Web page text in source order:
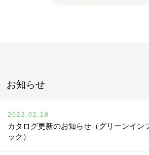
お知らせ
2022.02.18
カタログ更新のお知らせ（グリーンイン
ック）